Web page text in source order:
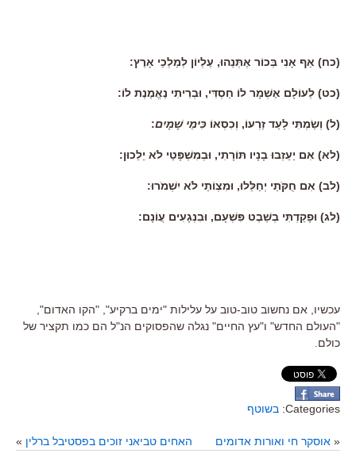
(כח) אַף אָנִי בְּכוֹר אֶתְּנֵהוּ, עֶלְיוֹן לְמַלְכֵי אָרֶץ:
(כט) לְעוֹלָם אֶשְׁמָר לוֹ חַסְדִּי, וּבְרִיתִי נֶאֱמֶנֶת לוֹ:
(ל) וְשַׂמְתִּי לָעַד זַרְעוֹ, וְכִסְאוֹ כִּימֵי שָׁמָיִם:
(לא) אִם יַעַזְבוּ בָנָיו תּוֹרָתִי, וּבְמִשְׁפָּטַי לֹא יֵלֵכוּן:
(לב) אִם חֻקֹּתַי יְחַלֵּלוּ, וּמִצְוֹתַי לֹא יִשְׁמֹרוּ:
(לג) וּפָקַדְתִּי בְשֵׁבֶט פִּשְׁעָם, וּבִנְגָעִים עֲוֹנָם:
עכשיו, אם נחשוב טוב-טוב על עלילות "ימים ברקיע", "הקו האדום",
"העולם החדש" ו"עץ החיים" נגלה שהפסוקים הנ"ל הם כמו תקציר של
כולם.
Categories: בשוטף
« אוסקר חי ואורות אדומים האחים טביאני זוכים בפסטיבל ברלין »